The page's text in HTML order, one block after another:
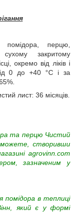
помідора, перцю,
закритому
окремо від ліків і
0 до +40 °C і за
лист: 36 місяців.
та перцю Чистий
можете, створивши
agrovinn.com
зазначеним у
помідора в теплиці
який є у формі